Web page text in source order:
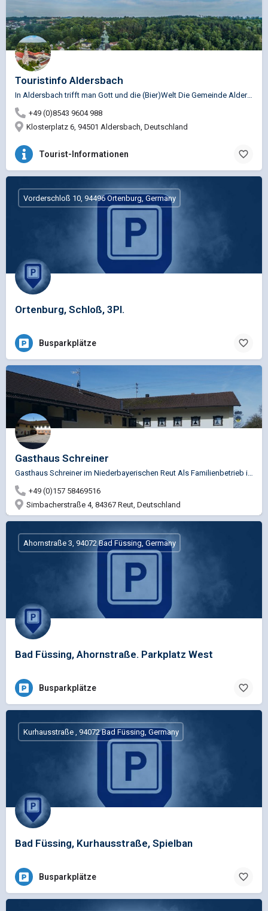
Touristinfo Aldersbach
In Aldersbach trifft man Gott und die (Bier)Welt Die Gemeinde Aldersbach präsentiert sich als ruhiges und…
+49 (0)8543 9604 988
Klosterplatz 6, 94501 Aldersbach, Deutschland
Tourist-Informationen
Ortenburg, Schloß, 3Pl.
Vorderschloß 10, 94496 Ortenburg, Germany
Busparkplätze
Gasthaus Schreiner
Gasthaus Schreiner im Niederbayerischen Reut Als Familienbetrieb in 4-Gerneration bemühen wir uns seit 1932…
+49 (0)157 58469516
Simbacherstraße 4, 84367 Reut, Deutschland
Bad Füssing, Ahornstraße. Parkplatz West
Ahornstraße 3, 94072 Bad Füssing, Germany
Busparkplätze
Bad Füssing, Kurhausstraße, Spielban
Kurhausstraße , 94072 Bad Füssing, Germany
Busparkplätze